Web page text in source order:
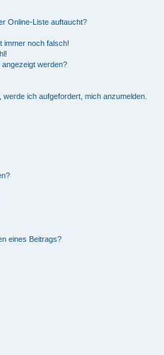
Online-Liste auftaucht?
immer noch falsch!
angezeigt werden?
ich aufgefordert, mich anzumelden.
eines Beitrags?